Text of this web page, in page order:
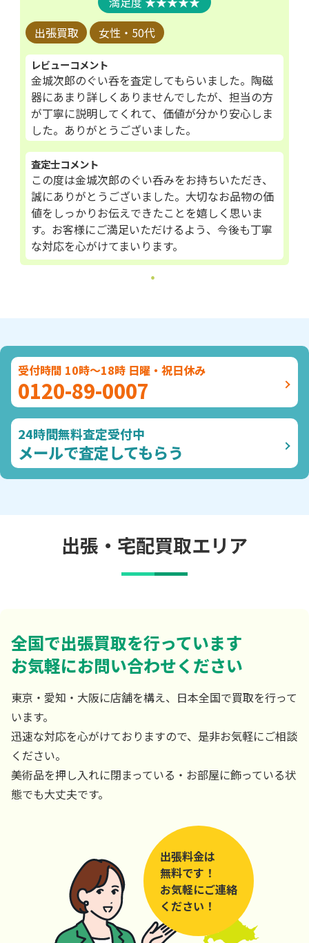
出張買取
女性・50代
レビューコメント
金城次郎のぐい呑を査定してもらいました。陶磁
器にあまり詳しくありませんでしたが、担当の方
が丁寧に説明してくれて、価値が分かり安心しま
した。ありがとうございました。
査定士コメント
この度は金城次郎のぐい呑みをお持ちいただき、
誠にありがとうございました。大切なお品物の価
値をしっかりお伝えできたことを嬉しく思いま
す。お客様にご満足いただけるよう、今後も丁寧
な対応を心がけてまいります。
受付時間 10時～18時 日曜・祝日休み
0120-89-0007
24時間無料査定受付中
メールで査定してもらう
出張・宅配買取エリア
全国で出張買取を行っています
お気軽にお問い合わせください
東京・愛知・大阪に店舗を構え、日本全国で買取を行って
います。
迅速な対応を心がけておりますので、是非お気軽にご相談
ください。
美術品を押し入れに閉まっている・お部屋に飾っている状
態でも大丈夫です。
出張料金は
無料です！
お気軽にご連絡
ください！